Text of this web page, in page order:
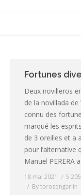
Fortunes
Deux novilleros
de la novillada
connu des
marqué les
de 3 oreilles et a
pour l’alternative
Manuel PERERA
18 mai 2021 5
Bytorosengarlin